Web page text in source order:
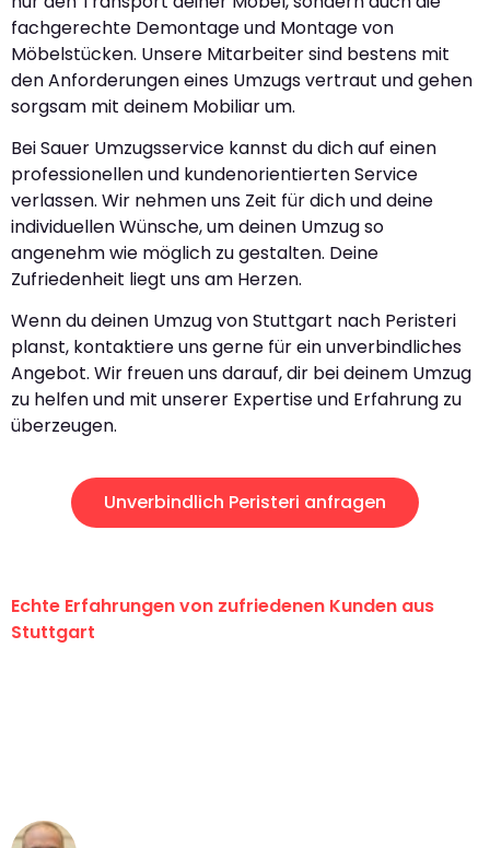
fachgerechte Demontage und Montage von
Möbelstücken. Unsere Mitarbeiter sind bestens mit
den Anforderungen eines Umzugs vertraut und gehen
sorgsam mit deinem Mobiliar um.
Bei Sauer Umzugsservice kannst du dich auf einen
professionellen und kundenorientierten Service
verlassen. Wir nehmen uns Zeit für dich und deine
individuellen Wünsche, um deinen Umzug so
angenehm wie möglich zu gestalten. Deine
Zufriedenheit liegt uns am Herzen.
Wenn du deinen Umzug von Stuttgart nach Peristeri
planst, kontaktiere uns gerne für ein unverbindliches
Angebot. Wir freuen uns darauf, dir bei deinem Umzug
zu helfen und mit unserer Expertise und Erfahrung zu
überzeugen.
Unverbindlich Peristeri anfragen
Echte Erfahrungen von zufriedenen Kunden aus
Stuttgart